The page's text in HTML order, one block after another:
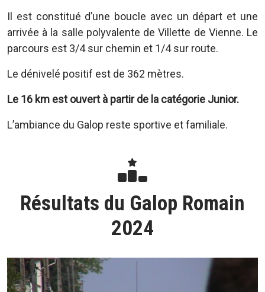
Il est constitué d’une boucle avec un départ et une
arrivée à la salle polyvalente de Villette de Vienne. Le
parcours est 3/4 sur chemin et 1/4 sur route.
Le dénivelé positif est de 362 mètres.
Le 16 km est ouvert à partir de la catégorie Junior.
L’ambiance du Galop reste sportive et familiale.
Résultats du Galop Romain
2024